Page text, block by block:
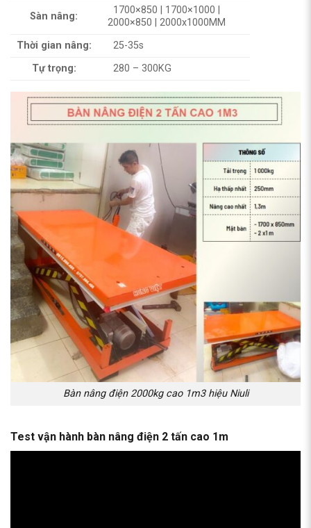
Sàn nâng:
1700×850 | 1700×1000 |
2000×850 | 2000x1000MM
Thời gian nâng:
25-35s
Tự trọng:
280 – 300KG
Bàn nâng điện 2000kg cao 1m3 hiệu Niuli
Test vận hành bàn nâng điện 2 tấn cao 1m